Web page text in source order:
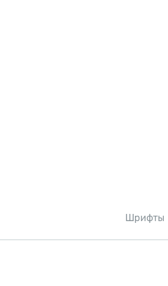
Шрифты